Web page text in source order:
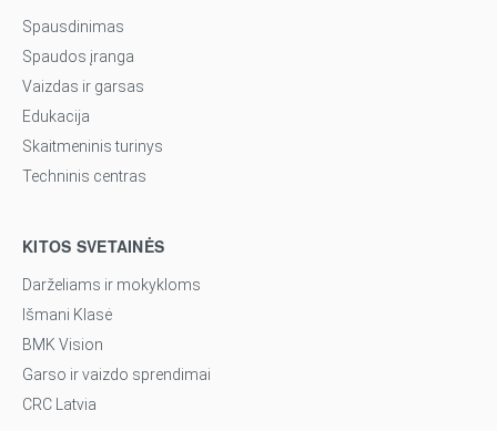
Spausdinimas
Spaudos įranga
Vaizdas ir garsas
Edukacija
Skaitmeninis turinys
Techninis centras
KITOS SVETAINĖS
Darželiams ir mokykloms
Išmani Klasė
BMK Vision
Garso ir vaizdo sprendimai
CRC Latvia